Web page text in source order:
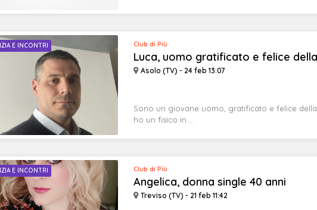
E INCONTRI
Luca, uomo gratificato e felice della
Asolo (TV) - 24 feb 13:07
Club di Più
Sono un giovane uomo, gratificato e felice
ho un fisico in ...
E INCONTRI
Angelica, donna single 40 anni
Treviso (TV) - 21 feb 11:42
Club di Più